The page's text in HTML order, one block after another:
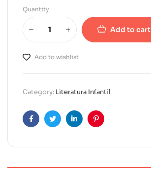
Quantity
Add to cart
Add to wishlist
A
l
e
n
t
:
Category: Literatura Infantil
FacebookTwitterLinkedinPinterest